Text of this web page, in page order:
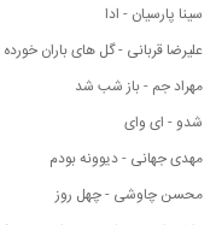
سینا پارسیان - ادا
علیرضا قربانی - گل های باران خورده
مهراد جم - باز شب شد
شدو - ای وای
مهدی جهانی - دیوونه بودم
محسن چاوشی - چهل روز